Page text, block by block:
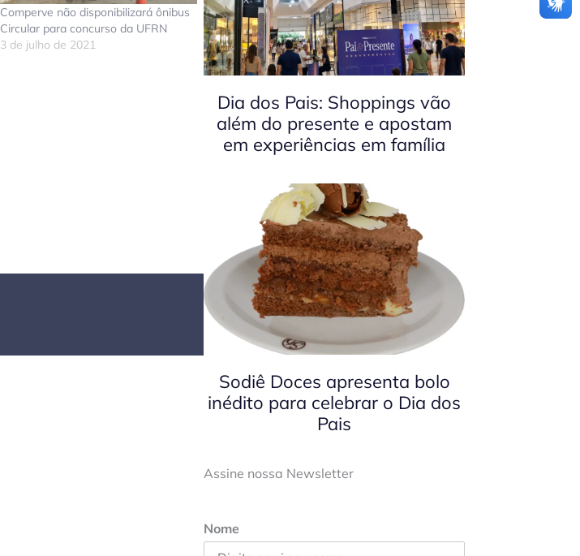
Comperve não disponibilizará ônibus
Circular para concurso da UFRN
3 de julho de 2021
Dia dos Pais: Shoppings vão
além do presente e apostam
em experiências em família
Sodiê Doces apresenta bolo
inédito para celebrar o Dia dos
Pais
Assine nossa Newsletter
Nome